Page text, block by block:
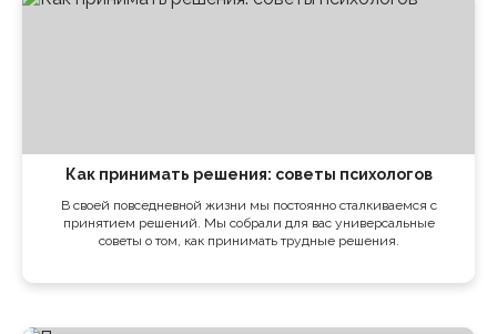
Как принимать решения: советы психологов
В своей повседневной жизни мы постоянно сталкиваемся с
принятием решений. Мы собрали для вас универсальные
советы о том, как принимать трудные решения.